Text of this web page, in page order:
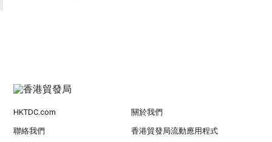
HKTDC.com 關於我們
聯絡我們 香港貿發局流動應用程式